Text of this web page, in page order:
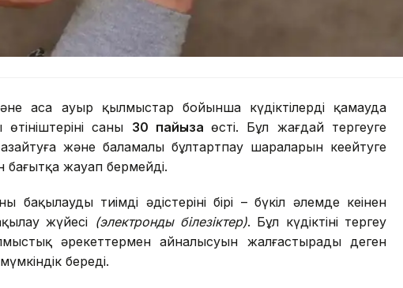
аса ауыр қылмыстар бойынша күдіктілерді қамауда
саны 30 пайызғаөсті. Бұл жағдай тергеуге
және баламалы бұлтартпау шараларын кеңейтуге
бағытқа жауап бермейді.
тиімді әдістерінің бірі – бүкіл әлемде кеңінен
жүйесі (электронды білезіктер). Бұл күдіктінің тергеу
әрекеттермен айналысуын жалғастырады деген
береді.